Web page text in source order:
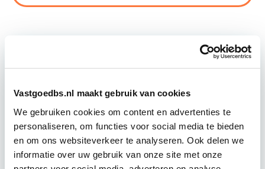
Vastgoedbs.nl maakt gebruik van cookies
We gebruiken cookies om content en advertenties te
personaliseren, om functies voor social media te bieden
en om ons websiteverkeer te analyseren. Ook delen we
informatie over uw gebruik van onze site met onze
Circulair Bouwen
Circulair bouwen is de toekomst. Letterlijk, want in
2050 wil de Nederlandse overheid dat de
bouweconomie volledig circulair is. Dit betekent